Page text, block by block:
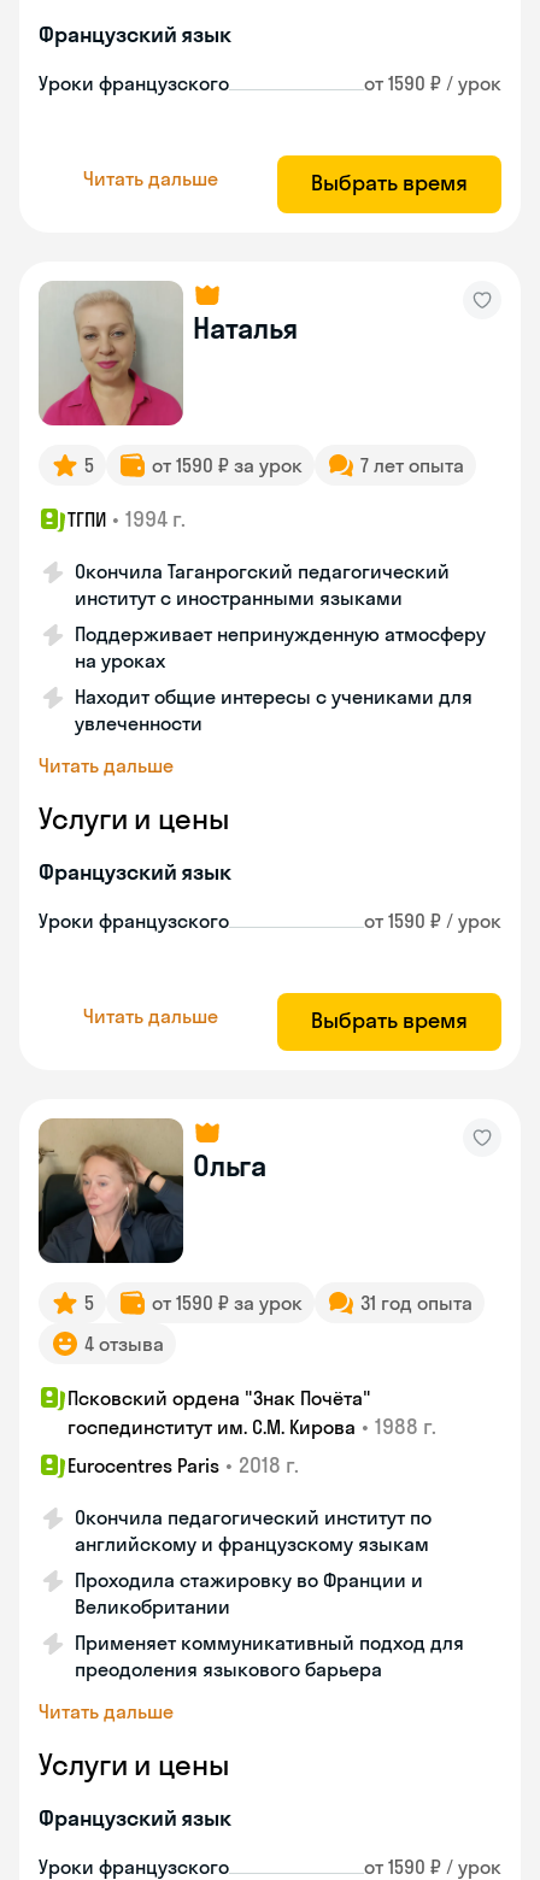
Французский язык
Уроки французского от 1590 ₽ / урок
Читать дальше Выбрать время
Наталья
5 от 1590 ₽ за урок 7 лет опыта
ТГПИ • 1994 г.
Окончила Таганрогский педагогический
институт с иностранными языками
Поддерживает непринужденную атмосферу
на уроках
Находит общие интересы с учениками для
увлеченности
Читать дальше
Услуги и цены
Французский язык
Уроки французского от 1590 ₽ / урок
Читать дальше Выбрать время
Ольга
5 от 1590 ₽ за урок
31 год опыта
4 отзыва
Псковский ордена "Знак Почёта"
госпединститут им. С.М. Кирова • 1988 г.
Eurocentres Paris • 2018 г.
Окончила педагогический институт по
английскому и французскому языкам
Проходила стажировку во Франции и
Великобритании
Применяет коммуникативный подход для
преодоления языкового барьера
Читать дальше
Услуги и цены
Французский язык
Уроки французского от 1590 ₽ / урок